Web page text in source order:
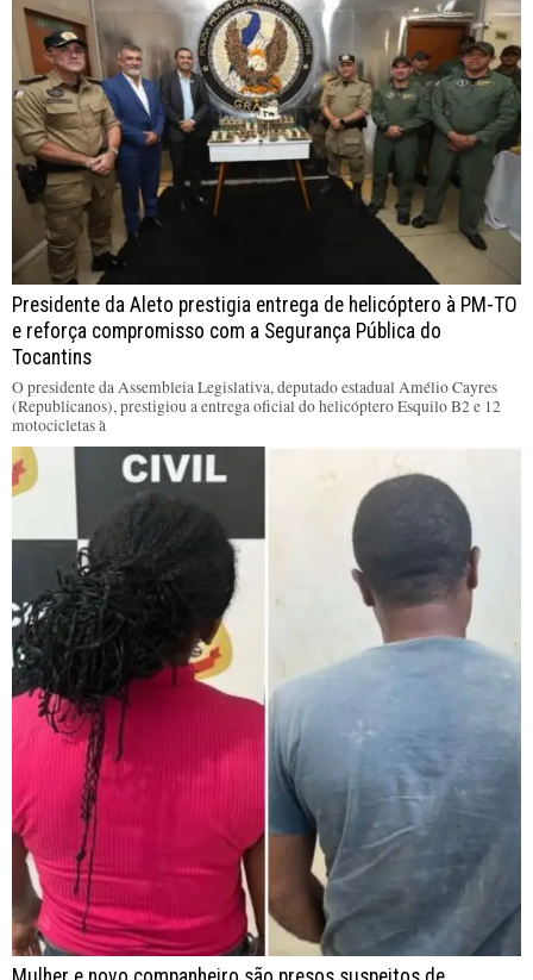
Presidente da Aleto prestigia entrega de helicóptero à PM-TO
e reforça compromisso com a Segurança Pública do
Tocantins
O presidente da Assembleia Legislativa, deputado estadual Amélio Cayres
(Republicanos), prestigiou a entrega oficial do helicóptero Esquilo B2 e 12
motocicletas à